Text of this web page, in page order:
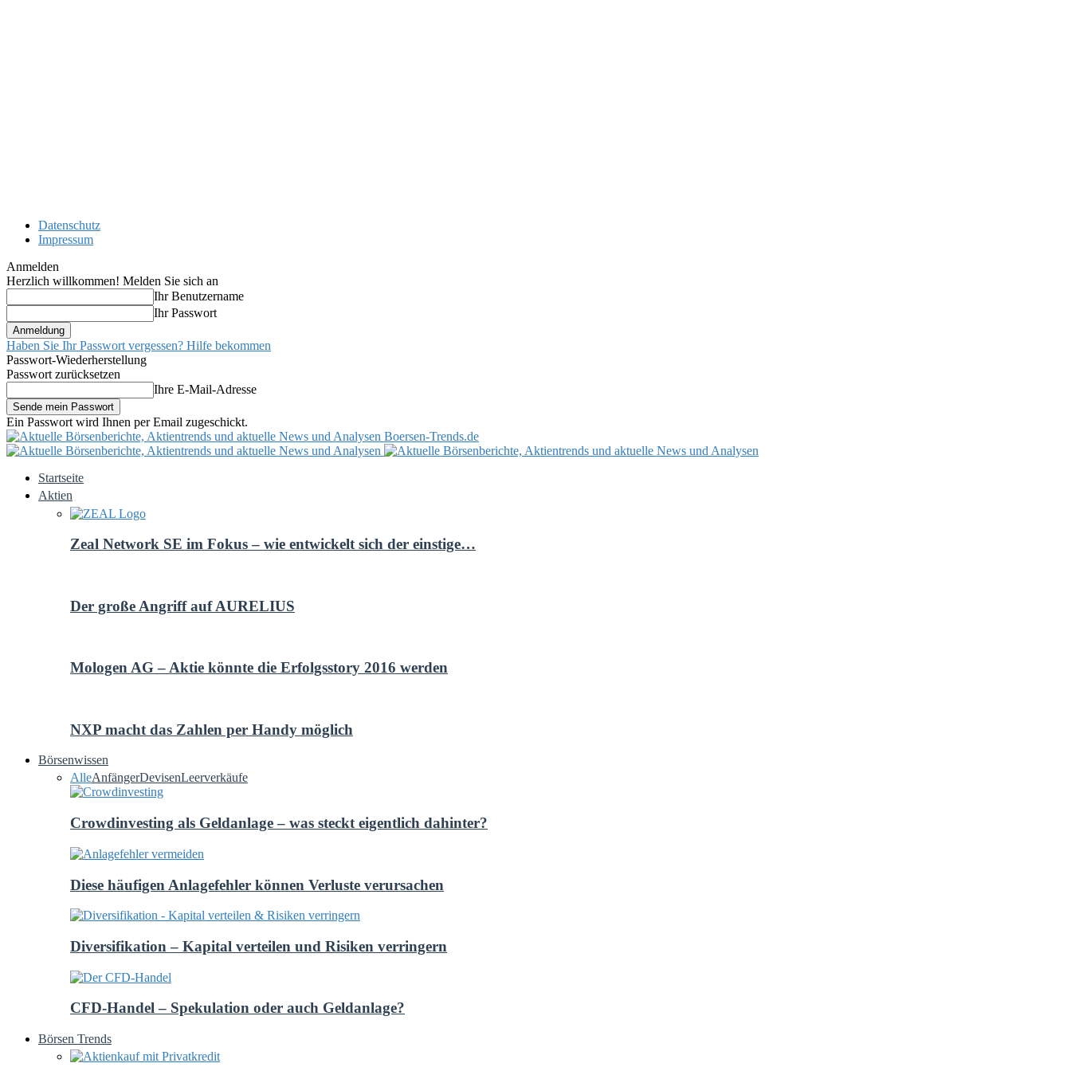
Datenschutz
Impressum
Anmelden
Herzlich willkommen! Melden Sie sich an
Ihr Benutzername
Ihr Passwort
Haben Sie Ihr Passwort vergessen? Hilfe bekommen
Passwort-Wiederherstellung
Passwort zurücksetzen
Ihre E-Mail-Adresse
Ein Passwort wird Ihnen per Email zugeschickt.
Boersen-Trends.de
Startseite
Aktien
Zeal Network SE im Fokus – wie entwickelt sich der einstige…
Der große Angriff auf AURELIUS
Mologen AG – Aktie könnte die Erfolgsstory 2016 werden
NXP macht das Zahlen per Handy möglich
Börsenwissen
AlleAnfängerDevisenLeerverkäufe
Crowdinvesting als Geldanlage – was steckt eigentlich dahinter?
Diese häufigen Anlagefehler können Verluste verursachen
Diversifikation – Kapital verteilen und Risiken verringern
CFD-Handel – Spekulation oder auch Geldanlage?
Börsen Trends